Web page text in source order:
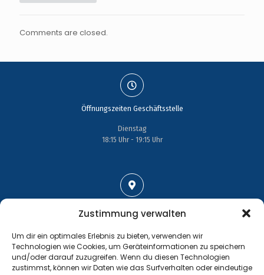
Zustimmung verwalten
Um dir ein optimales Erlebnis zu bieten, verwenden wir
Technologien wie Cookies, um Geräteinformationen zu speichern
und/oder darauf zuzugreifen. Wenn du diesen Technologien
zustimmst, können wir Daten wie das Surfverhalten oder eindeutige
Comments are closed.
Öffnungszeiten Geschäftsstelle
Dienstag
18:15 Uhr - 19:15 Uhr
Großenhainer Straße 17
01689 Wein­böhla